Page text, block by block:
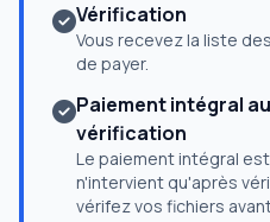
Vérification
Vous recevez la liste
de payer.
Paiement intégral
vérification
Le paiement intégral
n'intervient qu'après
vérifez vos fichiers